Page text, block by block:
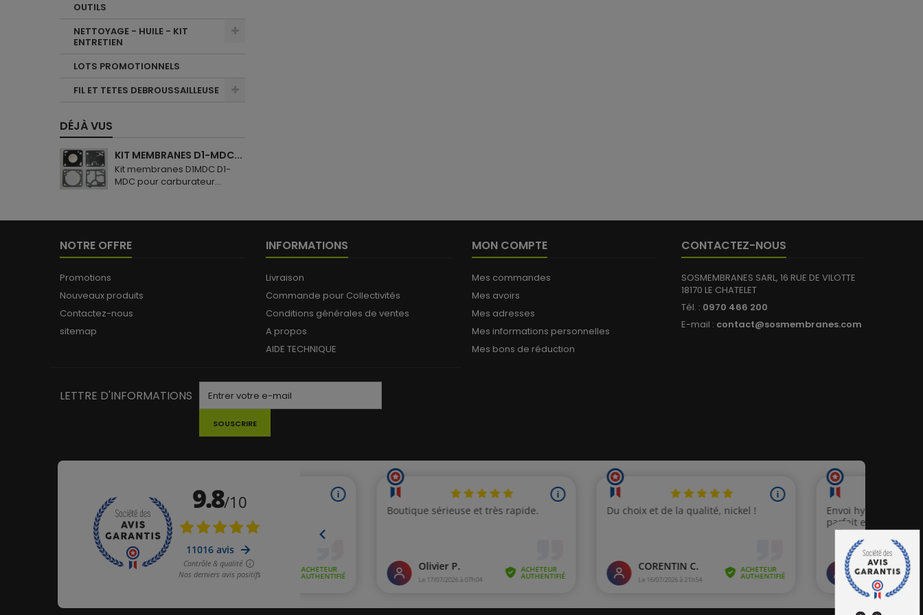
OUTILS
NETTOYAGE - HUILE - KIT
ENTRETIEN
LOTS PROMOTIONNELS
FIL ET TETES DEBROUSSAILLEUSE
DÉJÀ VUS
KIT MEMBRANES D1-MDC...
Kit membranes D1MDC D1-
MDC pour carburateur...
NOTRE OFFRE
Promotions
Nouveaux produits
Contactez-nous
sitemap
INFORMATIONS
Livraison
Commande pour Collectivités
Conditions générales de ventes
A propos
AIDE TECHNIQUE
MON COMPTE
Mes commandes
Mes avoirs
Mes adresses
Mes informations personnelles
Mes bons de réduction
CONTACTEZ-NOUS
SOSMEMBRANES SARL, 16 RUE DE VILOTTE
18170 LE CHATELET
Tél. : 0970 466 200
E-mail : contact@sosmembranes.com
LETTRE D'INFORMATIONS
SOUSCRIRE